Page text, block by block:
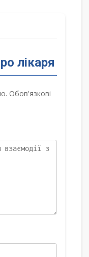
лікаря
Обов'язкові